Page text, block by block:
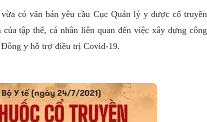
có văn bản yêu cầu Cục Quản lý y dược cổ truyền
tập thể, cá nhân liên quan đến việc xây dựng công
Đông y hỗ trợ điều trị Covid-19.